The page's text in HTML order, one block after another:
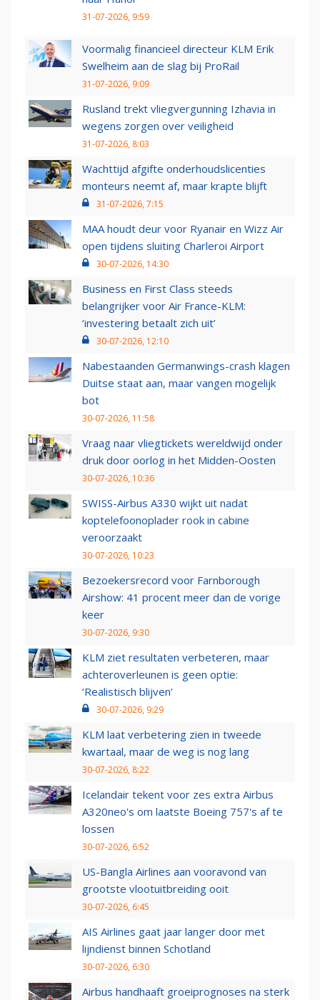
31-07-2026, 9:59
Voormalig financieel directeur KLM Erik
Swelheim aan de slag bij ProRail
31-07-2026, 9:09
Rusland trekt vliegvergunning Izhavia in
wegens zorgen over veiligheid
31-07-2026, 8:03
Wachttijd afgifte onderhoudslicenties
monteurs neemt af, maar krapte blijft
31-07-2026, 7:15
MAA houdt deur voor Ryanair en Wizz Air
open tijdens sluiting Charleroi Airport
30-07-2026, 14:30
Business en First Class steeds
belangrijker voor Air France-KLM:
‘investering betaalt zich uit’
30-07-2026, 12:10
Nabestaanden Germanwings-crash klagen
Duitse staat aan, maar vangen mogelijk
bot
30-07-2026, 11:58
Vraag naar vliegtickets wereldwijd onder
druk door oorlog in het Midden-Oosten
30-07-2026, 10:36
SWISS-Airbus A330 wijkt uit nadat
koptelefoonoplader rook in cabine
veroorzaakt
30-07-2026, 10:23
Bezoekersrecord voor Farnborough
Airshow: 41 procent meer dan de vorige
keer
30-07-2026, 9:30
KLM ziet resultaten verbeteren, maar
achteroverleunen is geen optie:
‘Realistisch blijven’
30-07-2026, 9:29
KLM laat verbetering zien in tweede
kwartaal, maar de weg is nog lang
30-07-2026, 8:22
Icelandair tekent voor zes extra Airbus
A320neo's om laatste Boeing 757's af te
lossen
30-07-2026, 6:52
US-Bangla Airlines aan vooravond van
grootste vlootuitbreiding ooit
30-07-2026, 6:45
AIS Airlines gaat jaar langer door met
lijndienst binnen Schotland
30-07-2026, 6:30
Airbus handhaaft groeiprognoses na sterk